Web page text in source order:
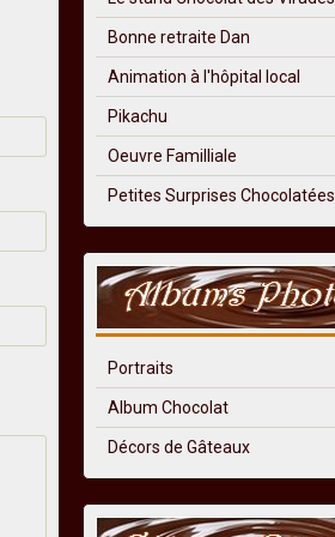
Bonne retraite Dan
Animation à l'hôpital local
Pikachu
Oeuvre Familliale
Petites Surprises Chocolatées
Portraits
Album Chocolat
Décors de Gâteaux